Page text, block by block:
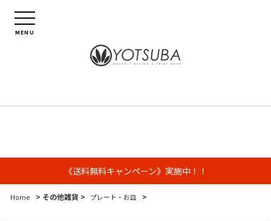
MENU
《送料無料キャンペーン》実施中！！
Home > その他雑貨 > プレート・お皿 >